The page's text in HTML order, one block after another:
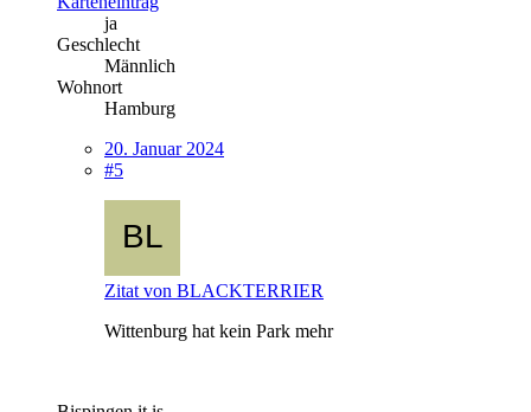
ja
Geschlecht
Männlich
Wohnort
Hamburg
20. Januar 2024
#5
Zitat von BLACKTERRIER
Wittenburg hat kein Park mehr